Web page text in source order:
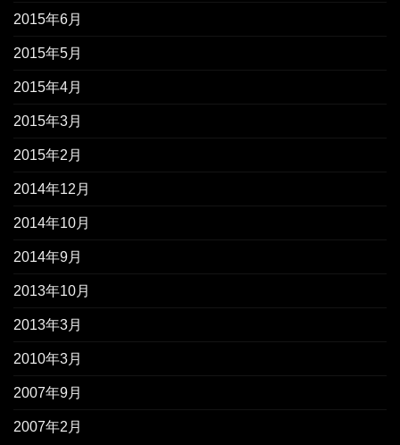
2015年6月
2015年5月
2015年4月
2015年3月
2015年2月
2014年12月
2014年10月
2014年9月
2013年10月
2013年3月
2010年3月
2007年9月
2007年2月